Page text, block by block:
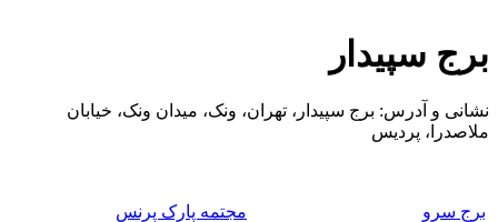
برج سپیدار
نشانی و آدرس: برج سپیدار، تهران، ونک، میدان ونک، خیابان
ملاصدرا، پردیس
برج سرو
مجتمه پارک پرنس